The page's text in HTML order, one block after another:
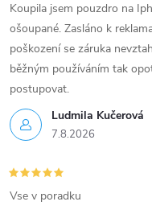
Ludmila Kučerová
7.8.2026
Koupila jsem pouzdro na
ošoupané. Zasláno k
poškození se záruka
běžným používáním tak
postupovat.
Vse v poradku